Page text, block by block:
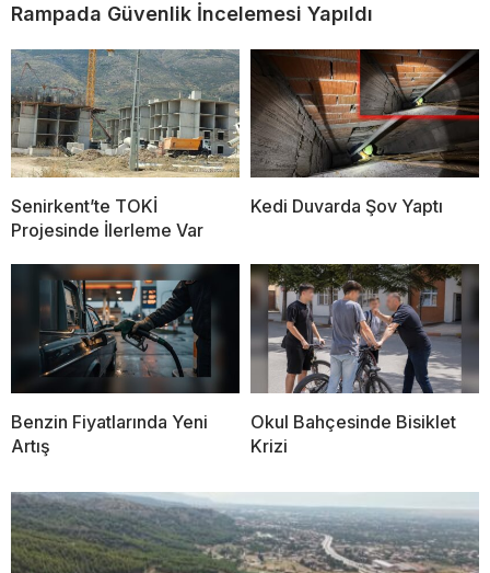
Rampada Güvenlik İncelemesi Yapıldı
Senirkent’te TOKİ
Projesinde İlerleme Var
Kedi Duvarda Şov Yaptı
Benzin Fiyatlarında Yeni
Artış
Okul Bahçesinde Bisiklet
Krizi